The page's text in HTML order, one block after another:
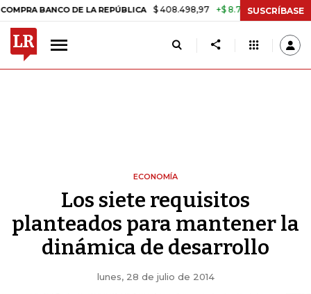
DE LA REPÚBLICA $ 408.498,97 +$ 8.753,81 +2,19% TASA
SUSCRÍBASE
ECONOMÍA
Los siete requisitos
planteados para mantener la
dinámica de desarrollo
lunes, 28 de julio de 2014